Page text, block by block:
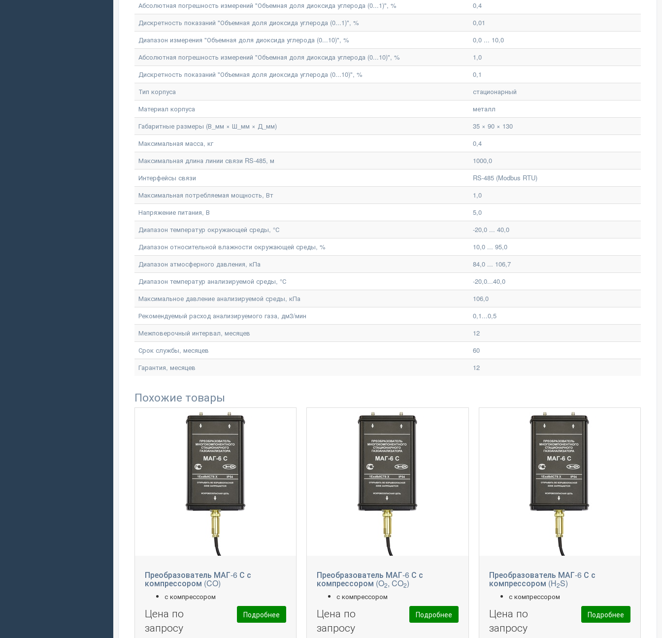
Абсолютная погрешность измерений "Объемная доля диоксида углерода (0...1)", %
0,4
Дискретность показаний "Объемная доля диоксида углерода (0...1)", %
0,01
Диапазон измерения "Объемная доля диоксида углерода (0...10)", %
0,0 ... 10,0
Абсолютная погрешность измерений "Объемная доля диоксида углерода (0...10)", %
1,0
Дискретность показаний "Объемная доля диоксида углерода (0...10)", %
0,1
Тип корпуса
стационарный
Материал корпуса
металл
Габаритные размеры (В_мм × Ш_мм × Д_мм)
35 × 90 × 130
Максимальная масса, кг
0,4
Максимальная длина линии связи RS-485, м
1000,0
Интерфейсы связи
RS-485 (Modbus RTU)
Максимальная потребляемая мощность, Вт
1,0
Напряжение питания, В
5,0
Диапазон температур окружающей среды, °С
-20,0 ... 40,0
Диапазон относительной влажности окружающей среды, %
10,0 ... 95,0
Диапазон атмосферного давления, кПа
84,0 ... 106,7
Диапазон температур анализируемой среды, °С
-20,0...40,0
Максимальное давление анализируемой среды, кПа
106,0
Рекомендуемый расход анализируемого газа, дм3/мин
0,1...0,5
Межповерочный интервал, месяцев
12
Срок службы, месяцев
60
Гарантия, месяцев
12
Похожие товары
Преобразователь МАГ-6 С с
компрессором (CO)
с компрессором
Цена по
запросу
Подробнее
Преобразователь МАГ-6 С с
компрессором (O2, CO2)
с компрессором
Цена по
запросу
Подробнее
Преобразователь МАГ-6 С с
компрессором (H2S)
с компрессором
Цена по
запросу
Подробнее